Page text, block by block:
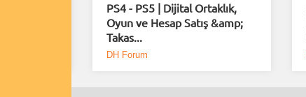
PS4 - PS5 | Dijital Ortaklık,
Oyun ve Hesap Satış &amp;
Takas...
DH Forum